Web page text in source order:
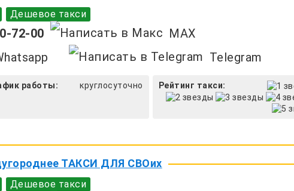
Дешевое такси
72-00
MAX
Telegram
работы: круглосуточно Рейтинг такси:
ТАКСИ ДЛЯ СВОих
Дешевое такси